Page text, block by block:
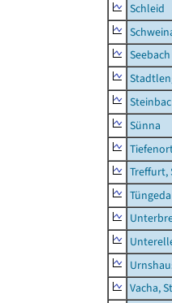
Schleid
Seebach
Sünna
Treffurt,
Tüngeda
Vacha,